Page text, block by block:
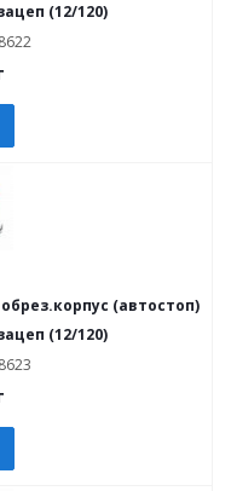
(12/120)
(автостоп)
(12/120)